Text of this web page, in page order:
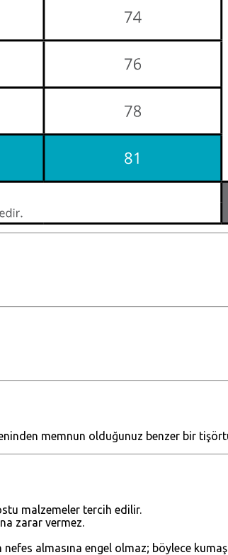
memnun olduğunuz benzer bir
malzemeler tercih edilir.
zarar vermez.
almasına engel olmaz; böylece kumaş